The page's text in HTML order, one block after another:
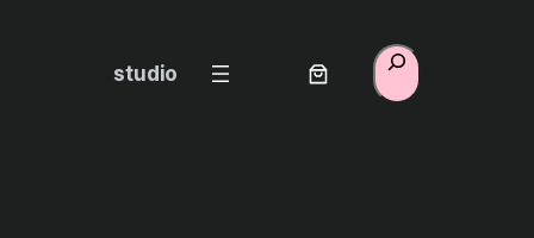
studio
Suchen